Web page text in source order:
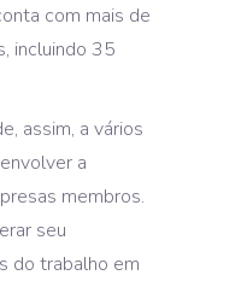
com mais de
incluindo 35
assim, a vários
a
membros.
seu
do trabalho em